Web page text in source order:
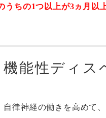
うちの1つ以上が3ヵ月以
機能性ディス
自律神経の働きを高めて